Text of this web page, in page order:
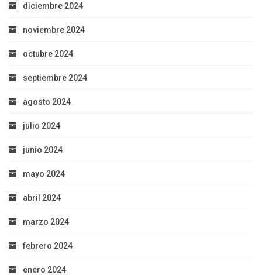
diciembre 2024
noviembre 2024
octubre 2024
septiembre 2024
agosto 2024
julio 2024
junio 2024
mayo 2024
abril 2024
marzo 2024
febrero 2024
enero 2024